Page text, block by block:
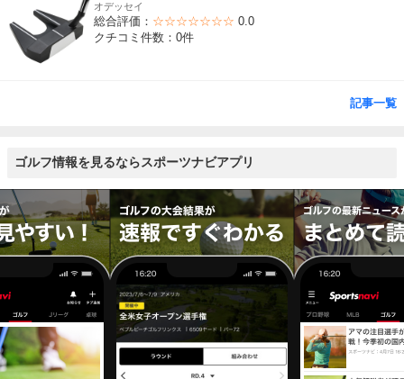
オデッセイ
総合評価： ☆☆☆☆☆☆☆ 0.0
クチコミ件数：0件
記事一覧
ゴルフ情報を見るならスポーツナビアプリ